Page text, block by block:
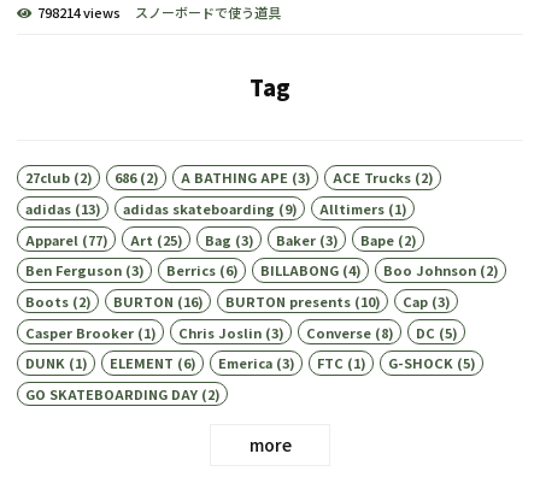
798214 views スノーボードで使う道具
Tag
27club(2) 686(2) A BATHING APE(3) ACE Trucks(2)
adidas(13) adidas skateboarding (9) Alltimers(1)
Apparel (77) Art (25) Bag (3) Baker(3) Bape(2)
Ben Ferguson(3) Berrics(6) BILLABONG(4) Boo Johnson(2)
Boots(2) BURTON (16) BURTON presents(10) Cap(3)
Casper Brooker(1) Chris Joslin(3) Converse(8) DC (5)
DUNK(1) ELEMENT (6) Emerica(3) FTC (1) G-SHOCK(5)
GO SKATEBOARDING DAY(2)
more